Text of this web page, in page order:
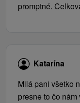
promptné.
Katarína
Milá pani všetko
presne to čo